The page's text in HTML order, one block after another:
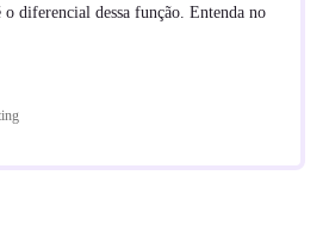
o diferencial dessa função. Entenda no